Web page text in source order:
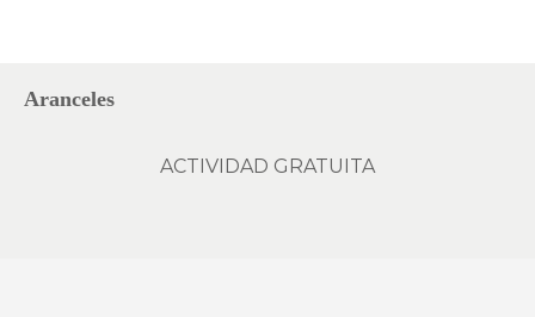
Aranceles
ACTIVIDAD GRATUITA